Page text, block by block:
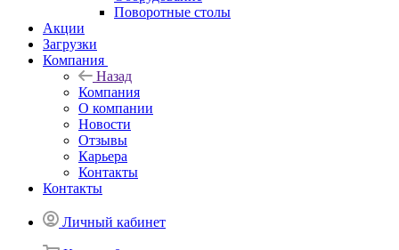
Поворотные столы
Акции
Загрузки
Компания
Назад
Компания
О компании
Новости
Отзывы
Карьера
Контакты
Контакты
Личный кабинет